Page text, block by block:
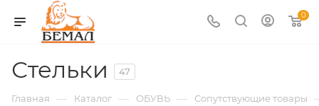
0
Стельки 47
Главная — Каталог — ОБУВЬ — Сопутствующие товары